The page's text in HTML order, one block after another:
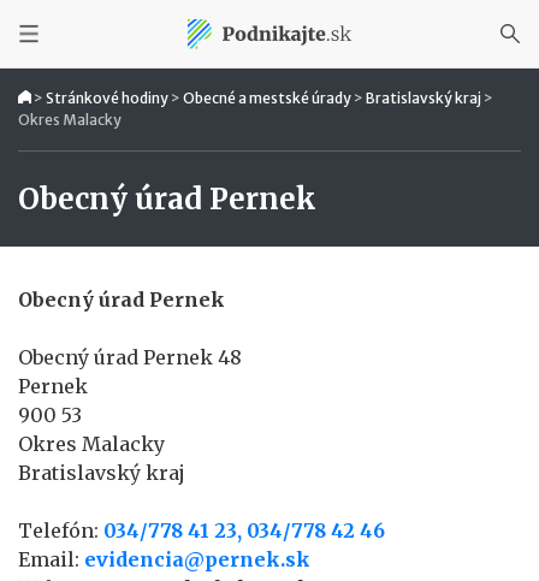
> Stránkové hodiny > Obecné a mestské úrady > Bratislavský kraj >
Okres Malacky
Obecný úrad Pernek
Obecný úrad Pernek
Obecný úrad Pernek 48
Pernek
900 53
Okres Malacky
Bratislavský kraj
Telefón: 034/778 41 23, 034/778 42 46
Email: evidencia@pernek.sk